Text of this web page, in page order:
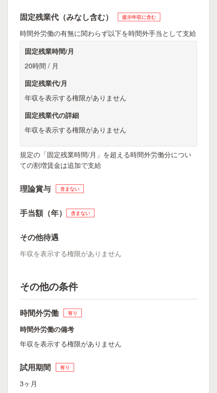
固定残業代（みなし含む） 提示年収に含む
時間外労働の有無に関わらず以下を時間外手当として支給
固定残業時間/月
20時間 / 月
固定残業代/月
年収を表示する権限がありません
固定残業代の詳細
年収を表示する権限がありません
規定の「固定残業時間/月」を超える時間外労働分につい
ての割増賃金は追加で支給
理論賞与 含まない
手当額（年） 含まない
その他待遇
年収を表示する権限がありません
その他の条件
時間外労働 有り
時間外労働の備考
年収を表示する権限がありません
試用期間 有り
3ヶ月